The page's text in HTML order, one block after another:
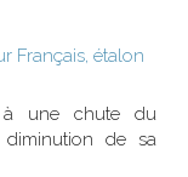
Français, étalon
à une chute du
de sa